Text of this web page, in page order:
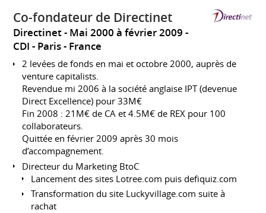
Co-fondateur de Directinet
Directinet
Mai 2000 à février 2009
CDI
Paris France
2 levées de fonds en mai et octobre 2000, auprès de
venture capitalists.
Revendue mi 2006 à la société anglaise IPT (devenue
Direct Excellence) pour 33M€
Fin 2008 : 21M€ de CA et 4.5M€ de REX pour 100
collaborateurs.
Quittée en février 2009 après 30 mois
d’accompagnement.
Directeur du Marketing BtoC
Lancement des sites Lotree.com puis defiquiz.com
Transformation du site Luckyvillage.com suite à
rachat